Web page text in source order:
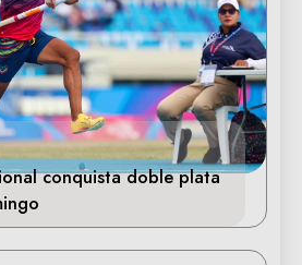
conquista doble plata